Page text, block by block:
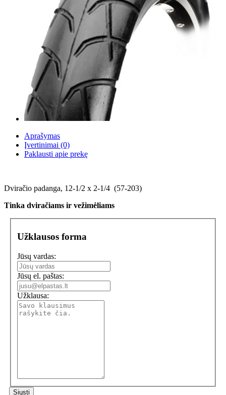
Aprašymas
Įvertinimai (0)
Paklausti apie prekę
Dviračio padanga, 12-1/2 x 2-1/4 (57-203)
Tinka dviračiams ir vežimėliams
Užklausos forma
Jūsų vardas:
Jūsų el. paštas:
Užklausa: